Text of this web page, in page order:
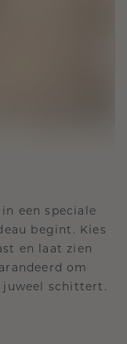
een speciale
begint. Kies
en laat zien
om
schittert.